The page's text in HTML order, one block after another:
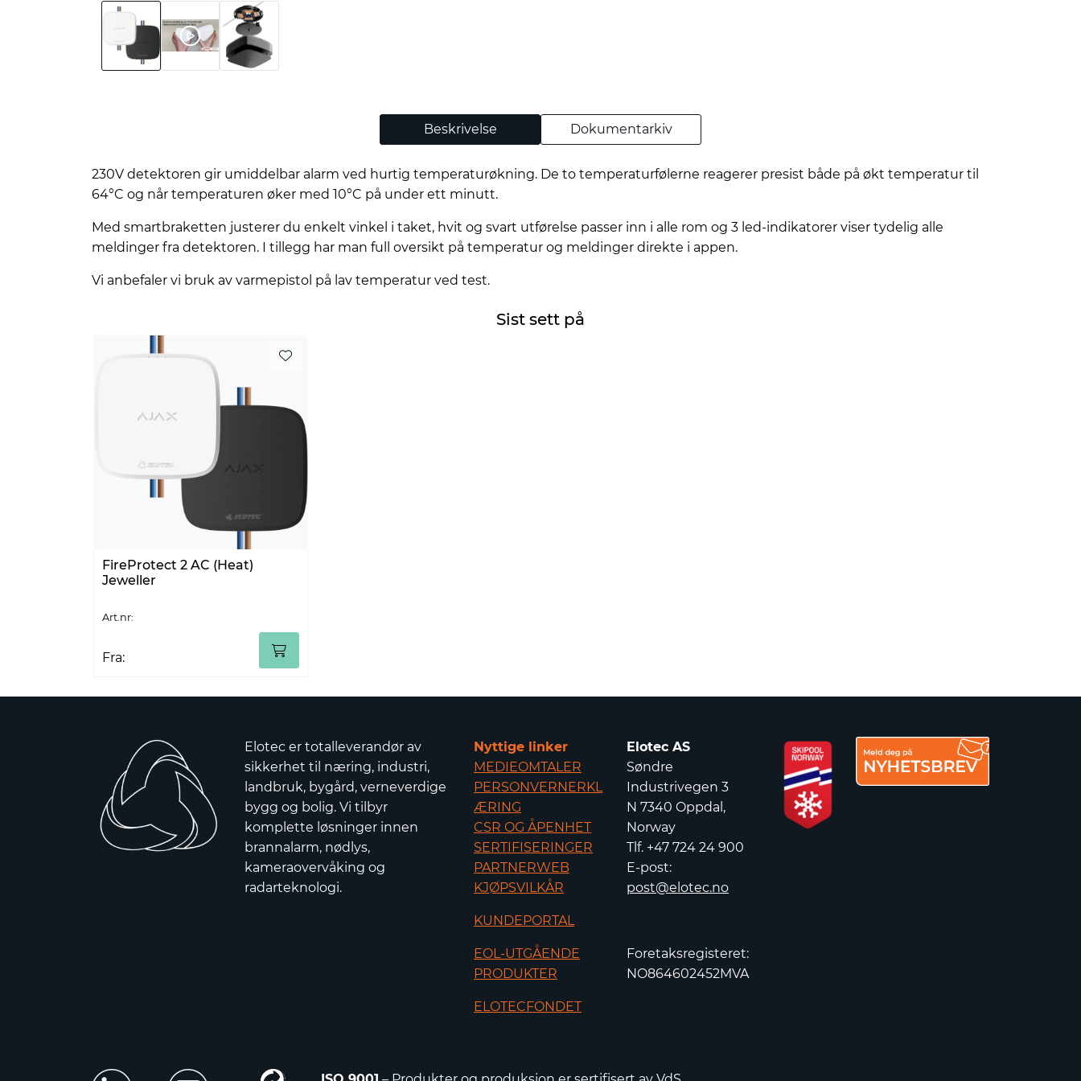
Beskrivelse Dokumentarkiv
230V detektoren gir umiddelbar alarm ved hurtig temperaturøkning. De to temperaturfølerne reagerer presist både på økt temperatur til
64°C og når temperaturen øker med 10°C på under ett minutt.
Med smartbraketten justerer du enkelt vinkel i taket, hvit og svart utførelse passer inn i alle rom og 3 led-indikatorer viser tydelig alle
meldinger fra detektoren. I tillegg har man full oversikt på temperatur og meldinger direkte i appen.
Vi anbefaler vi bruk av varmepistol på lav temperatur ved test.
Sist sett på
FireProtect 2 AC (Heat)
Jeweller
Art.nr:
Fra:
Elotec er totalleverandør av
sikkerhet til næring, industri,
landbruk, bygård, verneverdige
bygg og bolig. Vi tilbyr
komplette løsninger innen
brannalarm, nødlys,
kameraovervåking og
radarteknologi.
Nyttige linker
MEDIEOMTALER
PERSONVERNERKL
ÆRING
CSR OG ÅPENHET
SERTIFISERINGER
PARTNERWEB
KJØPSVILKÅR
KUNDEPORTAL
EOL-UTGÅENDE
PRODUKTER
ELOTECFONDET
Elotec AS
Søndre
Industrivegen 3
N 7340 Oppdal,
Norway
Tlf. +47 724 24 900
E-post:
post@elotec.no
Foretaksregisteret:
NO864602452MVA